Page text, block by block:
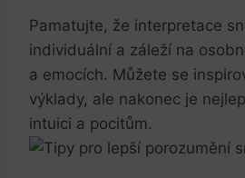
Pamatujte, že interpretace
individuální a záleží na
a emocích. Můžete se
výklady, ale nakonec je
intuici a pocitům.